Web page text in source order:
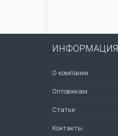
ИНФОРМАЦИЯ
О компании
Оптовикам
Статьи
Контакты